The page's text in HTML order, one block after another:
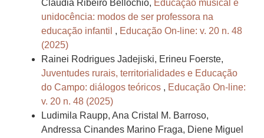
Claudia Ribeiro Bellochio, Educação musical e
unidocência: modos de ser professora na
educação infantil , Educação On-line: v. 20 n. 48
(2025)
Rainei Rodrigues Jadejiski, Erineu Foerste,
Juventudes rurais, territorialidades e Educação
do Campo: diálogos teóricos , Educação On-line:
v. 20 n. 48 (2025)
Ludimila Raupp, Ana Cristal M. Barroso,
Andressa Cinandes Marino Fraga, Diene Miguel